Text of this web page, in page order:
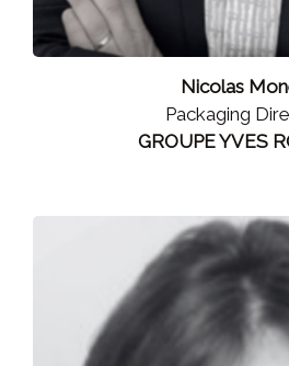
Nicolas
Packaging
GROUPE YVES